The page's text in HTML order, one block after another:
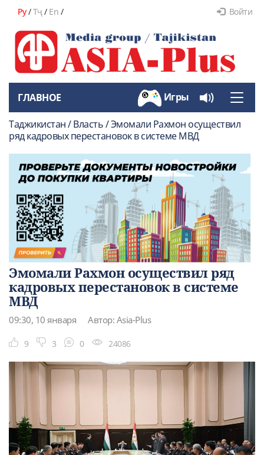
Ру/Тҷ/ En / Войти
Toggle
ГЛАВНОЕ Игры
Таджикистан / Власть / Эмомали Рахмон осуществил
ряд кадровых перестановок в системе МВД
Эмомали Рахмон осуществил ряд
кадровых перестановок в системе
МВД
09:30, 10 января Автор: Asia-Plus
9 3 0 24086